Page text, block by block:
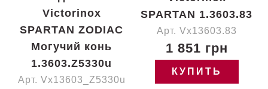
Victorinox
SPARTAN ZODIAC
Могучий конь
1.3603.Z5330u
Арт. Vx13603_Z5330u
SPARTAN 1.3603.83
Арт. Vx13603.83
1 851 грн
КУПИТЬ